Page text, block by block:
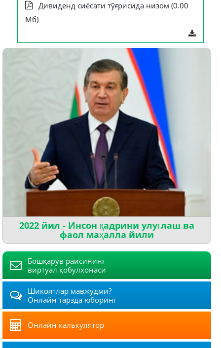
Дивиденд сиёсати тўғрисида низом (0.00
Мб)
2022 йил - Инсон қадрини улуғлаш ва
фаол маҳалла йили
Бошқарув раисининг
виртуал қобулхонаси
Шикоятлар мавжудми?
Онлайн тарзда юборинг
Онлайн калькулятор